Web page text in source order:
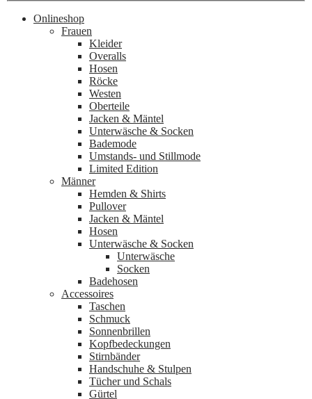
Onlineshop
Frauen
Kleider
Overalls
Hosen
Röcke
Westen
Oberteile
Jacken & Mäntel
Unterwäsche & Socken
Bademode
Umstands- und Stillmode
Limited Edition
Männer
Hemden & Shirts
Pullover
Jacken & Mäntel
Hosen
Unterwäsche & Socken
Unterwäsche
Socken
Badehosen
Accessoires
Taschen
Schmuck
Sonnenbrillen
Kopfbedeckungen
Stirnbänder
Handschuhe & Stulpen
Tücher und Schals
Gürtel